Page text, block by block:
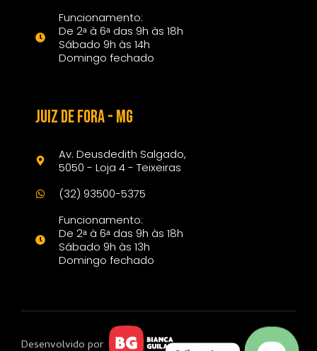
Funcionamento:
De 2ᵃ à 6ᵃ das 9h às 18h
Sábado 9h às 14h
Domingo fechado
Juiz de Fora - mg
Av. Deusdedith Salgado,
5050 - Loja 4 - Teixeiras
(32) 93500-5375
Funcionamento:
De 2ᵃ à 6ᵃ das 9h às 18h
Sábado 9h às 13h
Domingo fechado
Desenvolvido por